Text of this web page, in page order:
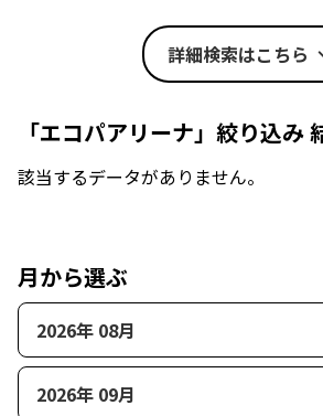
詳細検索はこちら
「エコパアリーナ」絞り込み
該当するデータがありません。
月から選ぶ
2026年 08月
2026年 09月